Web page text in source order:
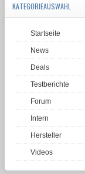
KATEGORIEAUSWAHL
Startseite
News
Deals
Testberichte
Forum
Intern
Hersteller
Videos